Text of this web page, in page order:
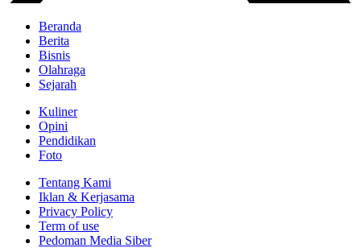
Beranda
Berita
Bisnis
Olahraga
Sejarah
Kuliner
Opini
Pendidikan
Foto
Tentang Kami
Iklan & Kerjasama
Privacy Policy
Term of use
Pedoman Media Siber